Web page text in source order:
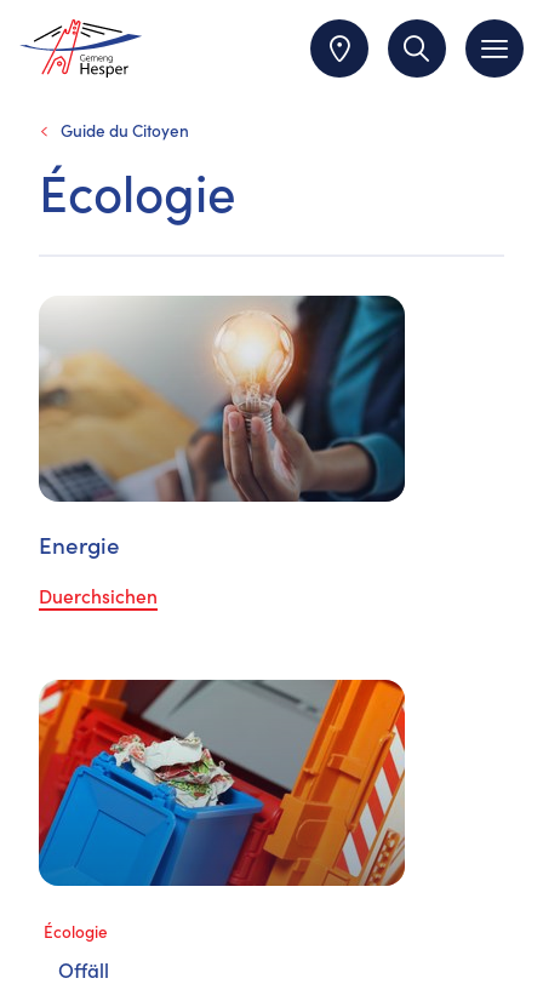
Guide du Citoyen
Écologie
Energie
Duerchsichen
Écologie
Offäll